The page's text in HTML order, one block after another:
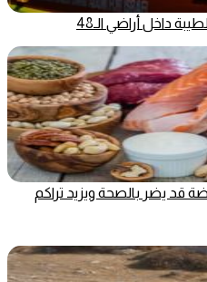
قد يضر بالصحة ويزيد تراكم